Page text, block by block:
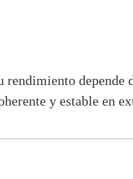
depende
y estable en